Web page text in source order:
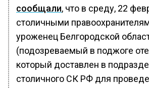
сообщали, что в среду, 22
столичными
уроженец Белгородской
(подозреваемый в поджоге
который доставлен в
столичного СК РФ для